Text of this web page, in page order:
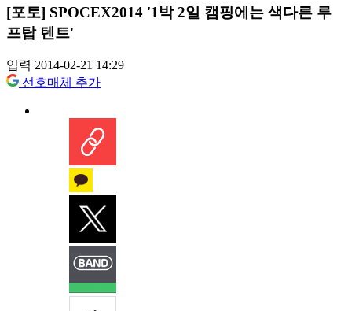
[포토] SPOCEX2014 '1박 2일 캠핑에는 색다른 루
프탑 텐트'
입력 2014-02-21 14:29
선호매체 추가